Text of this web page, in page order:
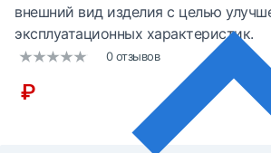
внешний вид изделия с целью
эксплуатационных характеристик.
0 отзывов
₽